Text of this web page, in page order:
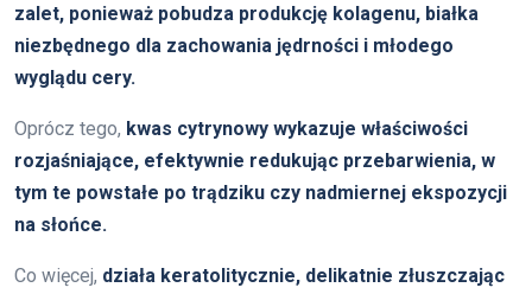
zalet, ponieważ pobudza produkcję kolagenu, białka
niezbędnego dla zachowania jędrności i młodego
wyglądu cery.
Oprócz tego, kwas cytrynowy wykazuje właściwości
rozjaśniające, efektywnie redukując przebarwienia, w
tym te powstałe po trądziku czy nadmiernej ekspozycji
na słońce.
Co więcej, działa keratolitycznie, delikatnie złuszczając